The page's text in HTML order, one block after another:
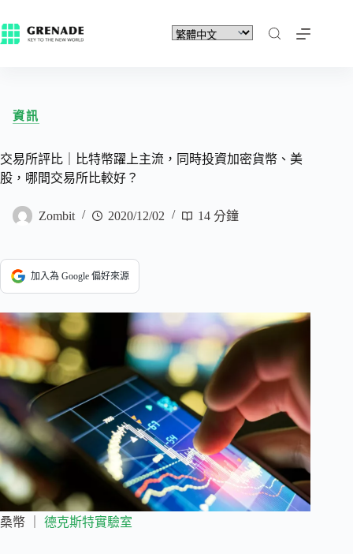
資訊
交易所評比｜比特幣躍上主流，同時投資加密貨幣、美
股，哪間交易所比較好？
Zombit 2020/12/02 14 分鐘
加入為 Google 偏好來源
桑幣 ｜ 德克斯特實驗室